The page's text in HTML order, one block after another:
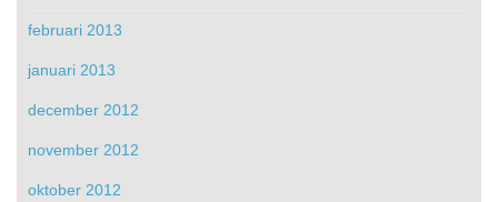
februari 2013
januari 2013
december 2012
november 2012
oktober 2012